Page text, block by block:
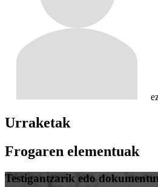
Urraketak
Frogaren elementuak
Testigantzarik edo